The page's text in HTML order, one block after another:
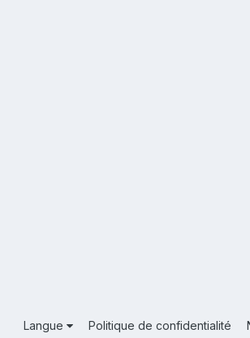
Langue Politique de confidentialité